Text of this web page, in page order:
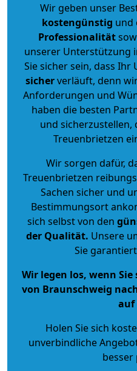
Wir geben unser
kostengünstig und
Professionalität
unserer Unterstützung
Sie sicher sein, dass Ihr
sicherverläuft, denn
Anforderungen und
haben die besten
und sicherzustellen,
Treuenbrietzen
Wir sorgen dafür,
Treuenbrietzen
Sachen sicher und
Bestimmungsort
sich selbst von den
der Qualität. Unsere
Sie
Wir legen los, wenn
von Braunschweig
auf
Holen Sie sich
unverbindliche
besser